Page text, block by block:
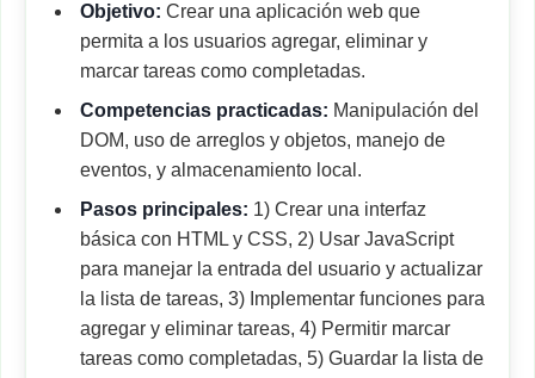
Objetivo: Crear una aplicación web que
permita a los usuarios agregar, eliminar y
marcar tareas como completadas.
Competencias practicadas: Manipulación del
DOM, uso de arreglos y objetos, manejo de
eventos, y almacenamiento local.
Pasos principales: 1) Crear una interfaz
básica con HTML y CSS, 2) Usar JavaScript
para manejar la entrada del usuario y actualizar
la lista de tareas, 3) Implementar funciones para
agregar y eliminar tareas, 4) Permitir marcar
tareas como completadas, 5) Guardar la lista de